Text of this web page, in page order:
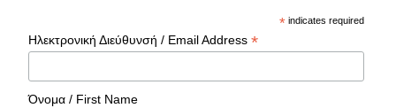
* indicates required
Ηλεκτρονική Διεύθυνσή / Email Address*
Όνομα / First Name